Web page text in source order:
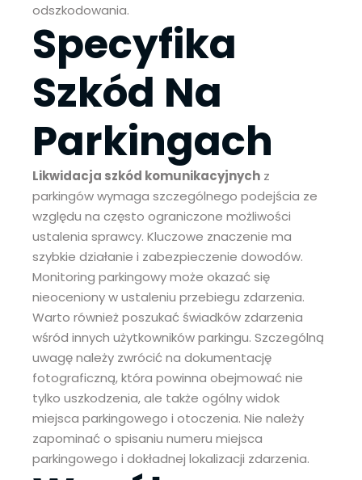
odszkodowania.
Specyfika
Szkód Na
Parkingach
Likwidacja szkód komunikacyjnych z
parkingów wymaga szczególnego podejścia ze
względu na często ograniczone możliwości
ustalenia sprawcy. Kluczowe znaczenie ma
szybkie działanie i zabezpieczenie dowodów.
Monitoring parkingowy może okazać się
nieoceniony w ustaleniu przebiegu zdarzenia.
Warto również poszukać świadków zdarzenia
wśród innych użytkowników parkingu. Szczególną
uwagę należy zwrócić na dokumentację
fotograficzną, która powinna obejmować nie
tylko uszkodzenia, ale także ogólny widok
miejsca parkingowego i otoczenia. Nie należy
zapominać o spisaniu numeru miejsca
parkingowego i dokładnej lokalizacji zdarzenia.